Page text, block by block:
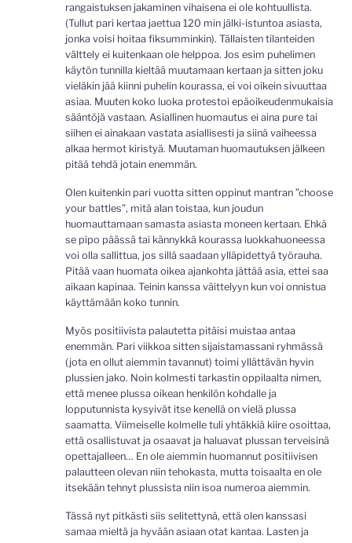
rangaistuksen jakaminen vihaisena ei ole kohtuullista.
(Tullut pari kertaa jaettua 120 min jälki-istuntoa asiasta,
jonka voisi hoitaa fiksumminkin). Tällaisten tilanteiden
välttely ei kuitenkaan ole helppoa. Jos esim puhelimen
käytön tunnilla kieltää muutamaan kertaan ja sitten joku
vieläkin jää kiinni puhelin kourassa, ei voi oikein sivuuttaa
asiaa. Muuten koko luoka protestoi epäoikeudenmukaisia
sääntöjä vastaan. Asiallinen huomautus ei aina pure tai
siihen ei ainakaan vastata asiallisesti ja siinä vaiheessa
alkaa hermot kiristyä. Muutaman huomautuksen jälkeen
pitää tehdä jotain enemmän.
Olen kuitenkin pari vuotta sitten oppinut mantran ”choose
your battles”, mitä alan toistaa, kun joudun
huomauttamaan samasta asiasta moneen kertaan. Ehkä
se pipo päässä tai kännykkä kourassa luokkahuoneessa
voi olla sallittua, jos sillä saadaan ylläpidettyä työrauha.
Pitää vaan huomata oikea ajankohta jättää asia, ettei saa
aikaan kapinaa. Teinin kanssa väittelyyn kun voi onnistua
käyttämään koko tunnin.
Myös positiivista palautetta pitäisi muistaa antaa
enemmän. Pari viikkoa sitten sijaistamassani ryhmässä
(jota en ollut aiemmin tavannut) toimi yllättävän hyvin
plussien jako. Noin kolmesti tarkastin oppilaalta nimen,
että menee plussa oikean henkilön kohdalle ja
lopputunnista kysyivät itse kenellä on vielä plussa
saamatta. Viimeiselle kolmelle tuli yhtäkkiä kiire osoittaa,
että osallistuvat ja osaavat ja haluavat plussan terveisinä
opettajalleen… En ole aiemmin huomannut positiivisen
palautteen olevan niin tehokasta, mutta toisaalta en ole
itsekään tehnyt plussista niin isoa numeroa aiemmin.
Tässä nyt pitkästi siis selitettynä, että olen kanssasi
samaa mieltä ja hyvään asiaan otat kantaa. Lasten ja